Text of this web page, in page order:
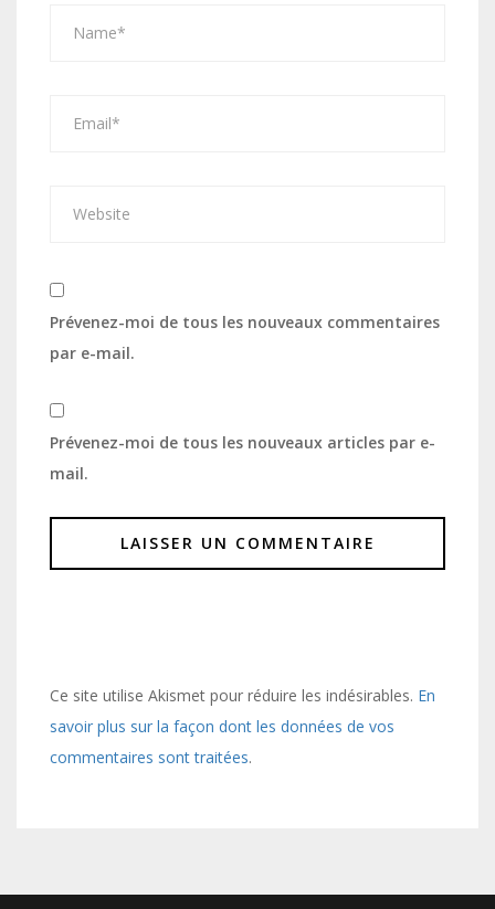
Prévenez-moi de tous les nouveaux commentaires
par e-mail.
Prévenez-moi de tous les nouveaux articles par e-
mail.
Ce site utilise Akismet pour réduire les indésirables. En
savoir plus sur la façon dont les données de vos
commentaires sont traitées.